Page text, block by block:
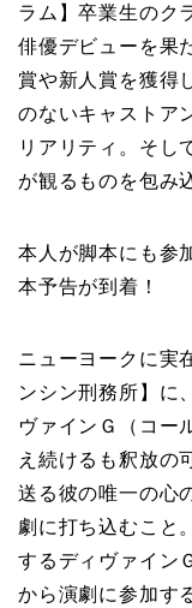
ラム】卒業生のク
俳優デビューを果
賞や新人賞を獲得
のないキャストア
リアリティ。そし
が観るものを包み
本人が脚本にも参
本予告が到着！
ニューヨークに実
ンシン刑務所】に
ヴァインＧ（コー
え続けるも釈放の
送る彼の唯一の心
劇に打ち込むこと
するディヴァイン
から演劇に参加す